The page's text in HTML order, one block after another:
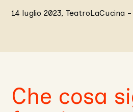
14 luglio 2023, TeatroLaCucina
Che cosa